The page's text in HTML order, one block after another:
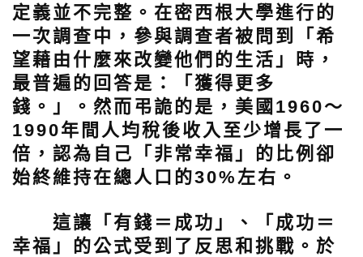
定義並不完整。在密西根大學進行的
一次調查中，參與調查者被問到「希
望藉由什麼來改變他們的生活」時，
最普遍的回答是：「獲得更多
錢。」。然而弔詭的是，美國1960～
1990年間人均稅後收入至少增長了一
倍，認為自己「非常幸福」的比例卻
始終維持在總人口的30%左右。
這讓「有錢＝成功」、「成功＝
幸福」的公式受到了反思和挑戰。於